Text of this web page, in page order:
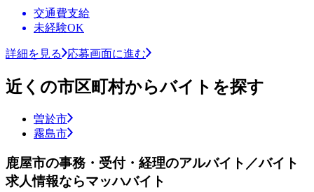
交通費支給
未経験OK
詳細を見る 応募画面に進む
近くの市区町村からバイトを探す
曽於市
霧島市
鹿屋市の事務・受付・経理のアルバイト／バイト
求人情報ならマッハバイト